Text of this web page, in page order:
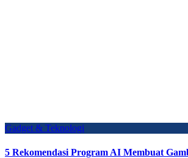
Gadget & Teknologi
5 Rekomendasi Program AI Membuat